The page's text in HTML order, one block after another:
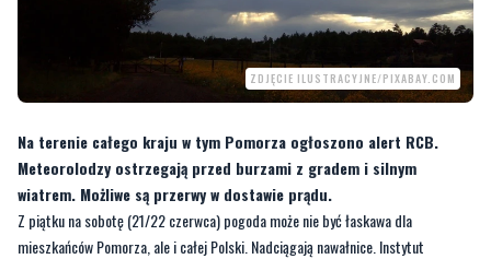
Na terenie całego kraju w tym Pomorza ogłoszono alert RCB.
Meteorolodzy ostrzegają przed burzami z gradem i silnym
Z piątku na sobotę (21/22 czerwca) pogoda może nie być łaskawa dla
mieszkańców Pomorza, ale i całej Polski. Nadciągają nawałnice. Instytut
Meteorologii i Gospodarki Wodnej wydał ostrzeżenia najwyższego stopnia dla
części kraju. Ostrzega też Rządowe Centrum Bezpieczeństwa.